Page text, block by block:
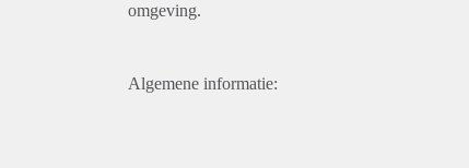
omgeving.
Algemene informatie: